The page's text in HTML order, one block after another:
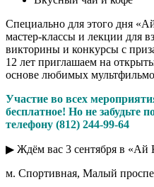
Специально для этого дня
мастер-классы и лекции для
викторины и конкурсы с
12 лет приглашаем на
основе любимых
Участие во всех
бесплатное! Но не забудьте
телефону (812) 244-99-64
▶ Ждём вас 3 сентября в «Ай
м. Спортивная, Малый